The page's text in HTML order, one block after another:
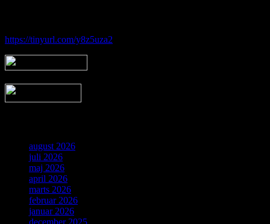
https://tinyurl.com/y8z5uza2
august 2026
juli 2026
maj 2026
april 2026
marts 2026
februar 2026
januar 2026
december 2025